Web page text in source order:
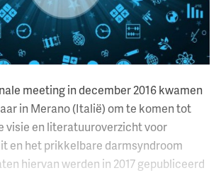
meeting in december 2016 kwamen
in Merano (Italië) om te komen tot
visie en literatuuroverzicht voor
en het prikkelbare darmsyndroom
hiervan werden in 2017 gepubliceerd